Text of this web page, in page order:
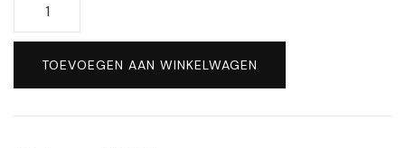
musthave
Birch
TOEVOEGEN AAN WINKELWAGEN